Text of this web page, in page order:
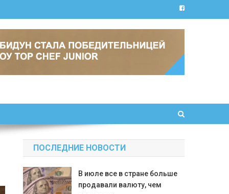
ПОСЛЕДНИЕ НОВОСТИ
В июле все в стране больше
продавали валюту, чем